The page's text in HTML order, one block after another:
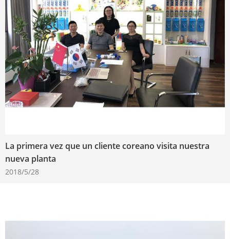
La primera vez que un cliente coreano visita nuestra
nueva planta
2018/5/28